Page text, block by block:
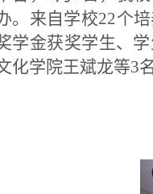
。来自学校22个
学金获奖学生、
化学院王斌龙等3